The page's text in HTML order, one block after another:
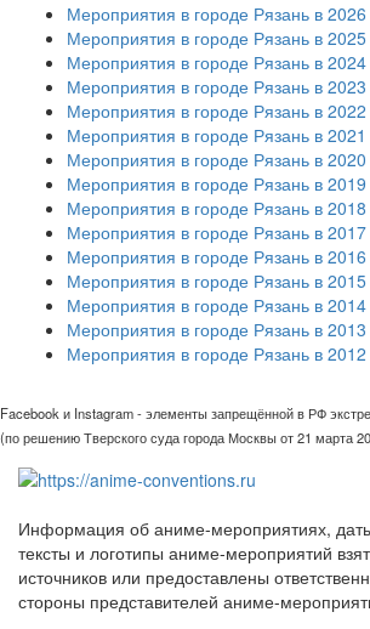
Мероприятия в городе Рязань в 2026
Мероприятия в городе Рязань в 2025
Мероприятия в городе Рязань в 2024
Мероприятия в городе Рязань в 2023
Мероприятия в городе Рязань в 2022
Мероприятия в городе Рязань в 2021
Мероприятия в городе Рязань в 2020
Мероприятия в городе Рязань в 2019
Мероприятия в городе Рязань в 2018
Мероприятия в городе Рязань в 2017
Мероприятия в городе Рязань в 2016
Мероприятия в городе Рязань в 2015
Мероприятия в городе Рязань в 2014
Мероприятия в городе Рязань в 2013
Мероприятия в городе Рязань в 2012
Facebook и Instagram - элементы запрещённой в РФ
(по решению Тверского суда города Москвы от 21 марта
Информация об аниме-мероприятиях,
тексты и логотипы аниме-мероприятий
источников или предоставлены
стороны представителей аниме-